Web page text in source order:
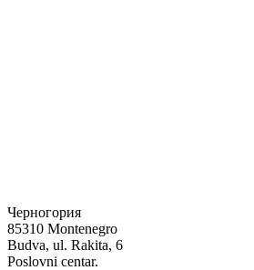
Черногория
85310 Montenegro
Budva, ul. Rakita, 6
Poslovni centar.